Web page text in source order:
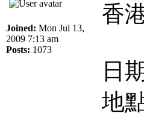
Joined: Mon Jul 13,
2009 7:13 am
Posts: 1073
香
日
地